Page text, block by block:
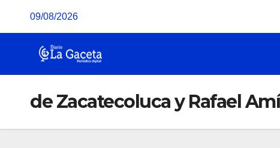
09/08/2026
de Zacatecoluca y Rafael